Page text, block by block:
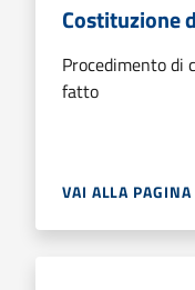
Costituzione
Procedimento di
fatto
VAI ALLA PAGINA